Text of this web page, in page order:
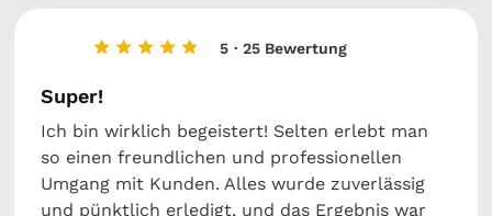
5 · 25 Bewertung
Super!
Ich bin wirklich begeistert! Selten erlebt man
so einen freundlichen und professionellen
Umgang mit Kunden. Alles wurde zuverlässig
und pünktlich erledigt, und das Ergebnis war